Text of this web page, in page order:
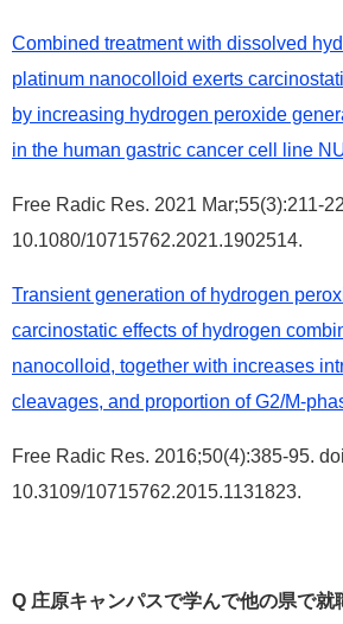
Combined treatment with dissolved
platinum nanocolloid exerts
by increasing hydrogen peroxide
in the human gastric cancer cell line
Free Radic Res. 2021 Mar;55(3):211-
10.1080/10715762.2021.1902514.
Transient generation of hydrogen
carcinostatic effects of hydrogen
nanocolloid, together with increases
cleavages, and proportion of G2/M-
Free Radic Res. 2016;50(4):385-95.
10.3109/10715762.2015.1131823.
Q 庄原キャンパスで学んで他の県で就